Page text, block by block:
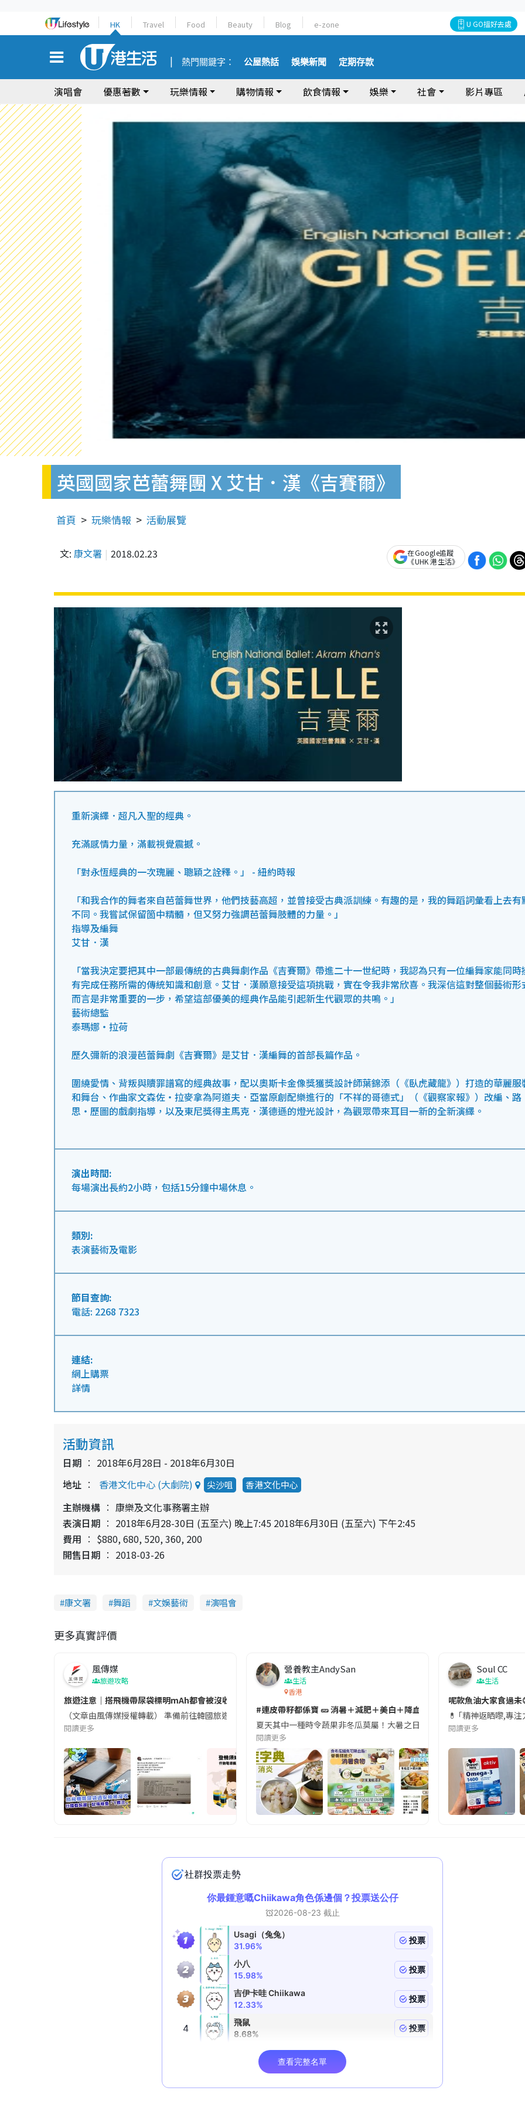
HK Travel Food Beauty Blog e-zone U GO搵好去處
熱門關鍵字： 公屋熱話 娛樂新聞 定期存款
演唱會 優惠著數 玩樂情報 購物情報 飲食情報 娛樂 社會 影片專區
英國國家芭蕾舞團 X 艾甘．漢《吉賽爾》
首頁 玩樂情報 活動展覽
文: 康文署 2018.02.23
在Google追蹤
《UHK 港生活》
重新演繹．超凡入聖的經典。
充滿感情力量，滿載視覺震撼。
「對永恆經典的一次瑰麗、聰穎之詮釋。」 - 紐約時報
「和我合作的舞者來自芭蕾舞世界，他們技藝高超，並曾接受古典派訓練。有趣的是，我的舞蹈詞彙看上去有
不同。我嘗試保留箇中精髓，但又努力強調芭蕾舞肢體的力量。」
指導及編舞
艾甘．漢
「當我決定要把其中一部最傳統的古典舞劇作品《吉賽爾》帶進二十一世紀時，我認為只有一位編舞家能同時
有完成任務所需的傳統知識和創意。艾甘．漢願意接受這項挑戰，實在令我非常欣喜。我深信這對整個藝術形
而言是非常重要的一步，希望這部優美的經典作品能引起新生代觀眾的共鳴。」
藝術總監
泰瑪娜‧拉荷
歷久彌新的浪漫芭蕾舞劇《吉賽爾》是艾甘．漢編舞的首部長篇作品。
圍繞愛情、背叛與贖罪譜寫的經典故事，配以奧斯卡金像獎獲獎設計師葉錦添（《臥虎藏龍》）打造的華麗服
和舞台、作曲家文森佐・拉麥拿為阿道夫．亞當原創配樂進行的「不祥的哥德式」（《觀察家報》）改編、路
思・歷圖的戲劇指導，以及東尼獎得主馬克．漢德遜的燈光設計，為觀眾帶來耳目一新的全新演繹。
演出時間:
每場演出長約2小時，包括15分鐘中場休息。
類別:
表演藝術及電影
節目查詢:
電話: 2268 7323
連結:
網上購票
詳情
活動資訊
日期
2018年6月28日 - 2018年6月30日
地址
香港文化中心 (大劇院) 尖沙咀 香港文化中心
主辦機構
康樂及文化事務署主辦
表演日期
2018年6月28-30日 (五至六) 晚上7:45 2018年6月30日 (五至六) 下午2:45
費用
$880, 680, 520, 360, 200
開售日期
2018-03-26
康文署 舞蹈 文娛藝術 演唱會
更多真實評價
風傳媒
旅遊攻略
旅遊注意｜搭飛機帶尿袋標明mAh都會被沒收😱出發前切記檢查「1標示」🚨
（文章由風傳媒授權轉載） 準備前往韓國旅遊的民眾，近期要特別留意隨身行李中的行動電源。一名旅客日前在機場安檢
閱讀更多
營養教主AndySan
生活
香港
#連皮帶籽都係寶 🥒 消暑＋減肥＋美白＋降血脂
夏天其中一種時令蔬果非冬瓜莫屬！大暑之日，點都要飲碗冬瓜湯消暑
閱讀更多
Soul CC
生活
呢款魚油大家食過未
💊 ｢精神返晒嚟,專
閱讀更多